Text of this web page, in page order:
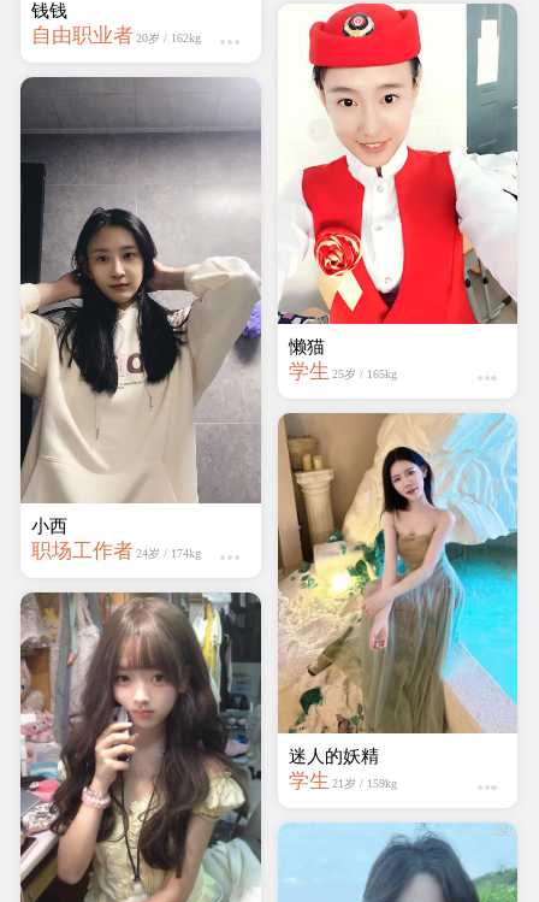
钱钱
自由职业者 20岁 / 162kg
小西
职场工作者 24岁 / 174kg
懒猫
学生
迷人的妖精
学生 21岁 / 159kg
22岁 / 161kg